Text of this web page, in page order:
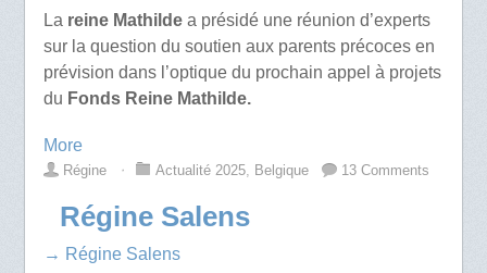
La reine Mathildea présidé une réunion d’experts
sur la question du soutien aux parents précoces en
prévision dans l’optique du prochain appel à projets
du Fonds Reine Mathilde.
More
Régine ⋅ Actualité 2025, Belgique 13 Comments
Régine Salens
→ Régine Salens